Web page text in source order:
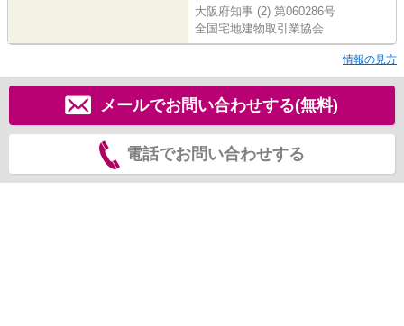
大阪府知事 (2) 第060286号
全国宅地建物取引業協会
情報の見方
メールでお問い合わせする(無料)
電話でお問い合わせする